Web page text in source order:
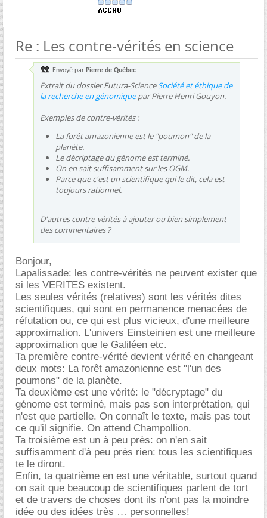
Re : Les contre-vérités en science
Envoyé par Pierre de Québec
Extrait du dossier Futura-ScienceSociété et éthique de
la recherche en génomiquepar Pierre Henri Gouyon.
Exemples de contre-vérités :
La forêt amazonienne est le "poumon" de la
planète.
Le décriptage du génome est terminé.
On en sait suffisamment sur les OGM.
Parce que c'est un scientifique qui le dit, cela est
toujours rationnel.
D'autres contre-vérités à ajouter ou bien simplement
des commentaires ?
Bonjour,
Lapalissade: les contre-vérités ne peuvent exister que
si les VERITES existent.
Les seules vérités (relatives) sont les vérités dites
scientifiques, qui sont en permanence menacées de
réfutation ou, ce qui est plus vicieux, d'une meilleure
approximation. L'univers Einsteinien est une meilleure
approximation que le Galiléen etc.
Ta première contre-vérité devient vérité en changeant
deux mots: La forêt amazonienne est "l'un des
poumons" de la planète.
Ta deuxième est une vérité: le "décryptage" du
génome est terminé, mais pas son interprétation, qui
n'est que partielle. On connaît le texte, mais pas tout
ce qu'il signifie. On attend Champollion.
Ta troisième est un à peu près: on n'en sait
suffisamment d'à peu près rien: tous les scientifiques
te le diront.
Enfin, ta quatrième en est une véritable, surtout quand
on sait que beaucoup de scientifiques parlent de tort
et de travers de choses dont ils n'ont pas la moindre
idée ou des idées très … personnelles!